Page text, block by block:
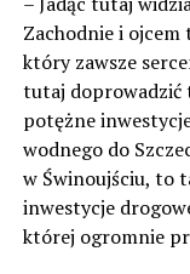
POWIĄZANE TEMATY:
NASTĘPNY
Na Bałtyku
NIE PRZEGAP
Wspólne
zdjęcia!
Zachodnie i ojcem
który zawsze
tutaj doprowadzić
potężne
wodnego do
w Świnoujściu, to
inwestycje
której ogromnie